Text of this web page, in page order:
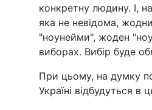
конкретну людину. І,
яка не невідома,
"ноунейми", жоден
виборах. Вибір буде
При цьому, на думку
Україні відбудуться в